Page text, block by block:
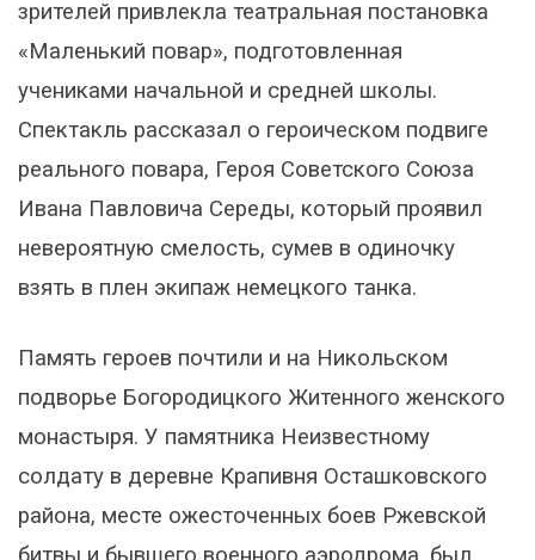
зрителей привлекла театральная постановка
«Маленький повар», подготовленная
учениками начальной и средней школы.
Спектакль рассказал о героическом подвиге
реального повара, Героя Советского Союза
Ивана Павловича Середы, который проявил
невероятную смелость, сумев в одиночку
взять в плен экипаж немецкого танка.
Память героев почтили и на Никольском
подворье Богородицкого Житенного женского
монастыря. У памятника Неизвестному
солдату в деревне Крапивня Осташковского
района, месте ожесточенных боев Ржевской